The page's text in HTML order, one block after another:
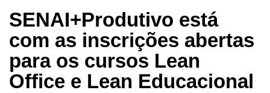
SENAI+Produtivo está
com as inscrições abertas
para os cursos Lean
Office e Lean Educacional